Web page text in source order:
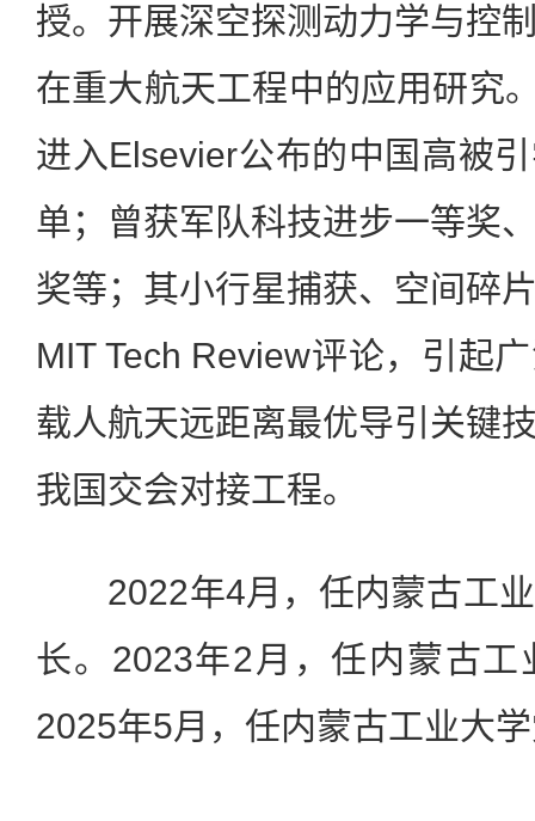
授。开展深空探测动力学与控
在重大航天工程中的应用研究
进入Elsevier公布的中国高被
单；曾获军队科技进步一等奖
奖等；其小行星捕获、空间碎
MIT Tech Review评论，引起
载人航天远距离最优导引关键
我国交会对接工程。
2022年4月，任内蒙古工业
长。2023年2月，任内蒙古
2025年5月，任内蒙古工业大